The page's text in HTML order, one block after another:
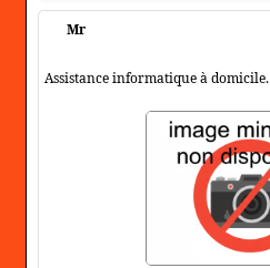
Mr
Assistance informatique à domicile.